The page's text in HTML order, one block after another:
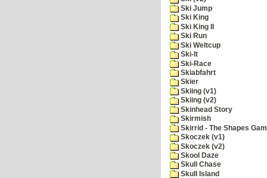
Ski Jump
Ski King
Ski King II
Ski Run
Ski Weltcup
Ski-It
Ski-Race
Skiabfahrt
Skier
Skiing (v1)
Skiing (v2)
Skinhead Story
Skirmish
Skirrid - The Shapes
Skoczek (v1)
Skoczek (v2)
Skool Daze
Skull Chase
Skull Island